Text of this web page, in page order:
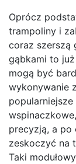
Oprócz
trampoliny i
coraz szerszą
gąbkami to
mogą być
wykonywanie
precyzją, a po
zeskoczyć na
Taki